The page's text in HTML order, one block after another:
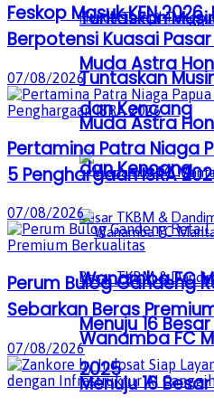
Tuntaskan
Muda Astra
dan Kencang
Wanamba FC
Menuju 16
2025
Tuntaskan
Muda Astra
dan Kencang
Wanamba FC
Menuju 16
Feskop Masuk KEN
Berpotensi Kuasai
07/08/2026
Pertamina Patra Niaga
5 Penghargaan ISRA
07/08/2026
Perum Bulog Gandeng
Sebarkan Beras
07/08/2026